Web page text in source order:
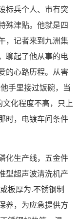
标兵个人、市有突
殊津贴。他就是四
，记者来到九洲集
聊起了他从事的电
的心路历程。从害
手里接过饭碗，当
文化程度不高，只上
时，电镀车间条件
化生产线，五金件
型超声波清洗机产
板厚为.不锈钢制
养，为应急提供方